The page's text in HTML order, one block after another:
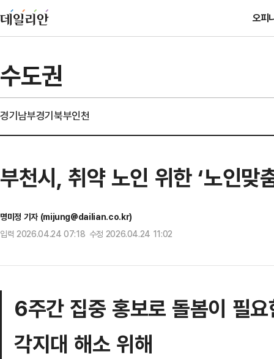
오피
수도권
경기남부경기북부인천
부천시, 취약 노인 위한 ‘노인맞
명미정 기자 (mijung@dailian.co.kr)
입력 2026.04.24 07:18 수정 2026.04.24 11:02
6주간 집중 홍보로 돌봄이 필
각지대 해소 위해